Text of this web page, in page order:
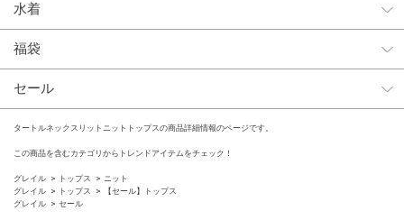
水着
福袋
セール
タートルネックスリットニットトップスの商品詳細情報のページです。
この商品を含むカテゴリからトレンドアイテムをチェック！
グレイル トップス
ニット
グレイル
トップス
【セール】トップス
グレイル
セール